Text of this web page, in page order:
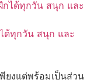
ด้ทุกวัน สนุก และ
ยงแต่พร้อมเป็นส่วน